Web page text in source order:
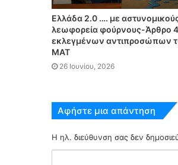
Ελλάδα 2.0 …. με
λεωφορεία φούρνους-Άρθρο
εκλεγμένων αντιπροσώπων
ΜΑΤ
26 Ιουνίου, 2026
Αφήστε μια απάντηση
Η ηλ. διεύθυνση σας δεν